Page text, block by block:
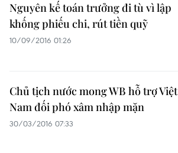
Nguyên kế toán trưởng đi tù vì lập
khống phiếu chi, rút tiền quỹ
10/09/2016 01:26
Chủ tịch nước mong WB hỗ trợ Việt
Nam đối phó xâm nhập mặn
30/03/2016 07:33